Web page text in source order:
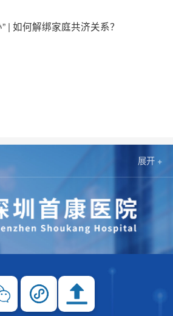
| 如何解绑家庭共济关系？
展开 +